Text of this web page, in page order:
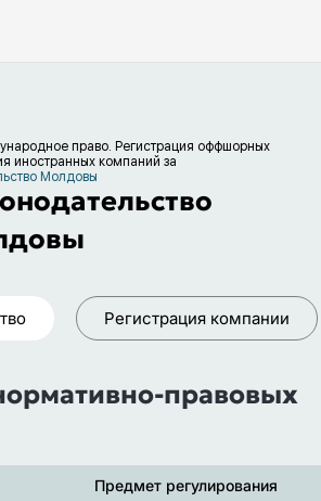
право. Регистрация оффшорных
иностранных компаний за
Молдовы
Регистрация компании
правовых
Предмет регулирования